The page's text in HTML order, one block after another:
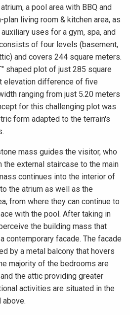
a pool area with BBQ and
living room & kitchen area, as
uses for a gym, spa, and
of four levels (basement,
and covers 244 square meters.
shaped plot of just 285 square
elevation difference of five
ranging from just 5.20 meters
for this challenging plot was
form adapted to the terrain's
mass guides the visitor, who
external staircase to the main
continues into the interior of
the atrium as well as the
from where they can continue to
with the pool. After taking in
the building mass that
contemporary facade. The facade
by a metal balcony that hovers
majority of the bedrooms are
the attic providing greater
activities are situated in the
above.